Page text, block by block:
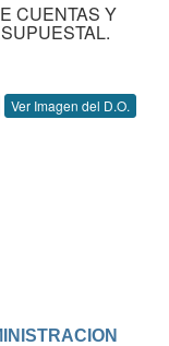
CUENTAS Y
Ver Imagen del D.O.